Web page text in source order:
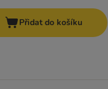
Přidat do košíku